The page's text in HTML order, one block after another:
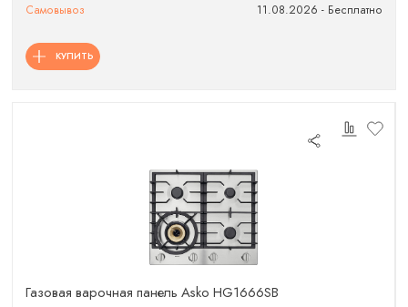
Самовывоз
11.08.2026 - Бесплатно
КУПИТЬ
Газовая варочная панель Asko HG1666SB